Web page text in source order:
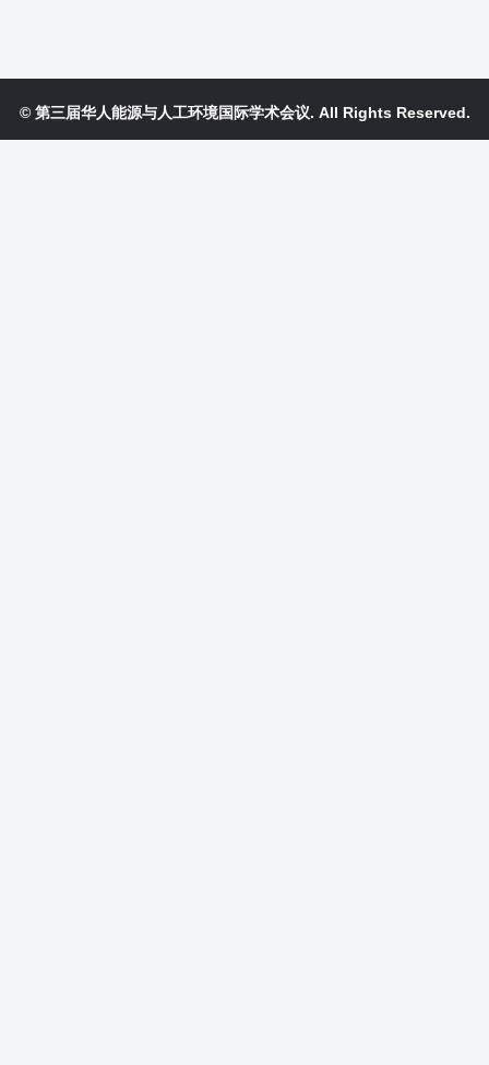
© 第三届华人能源与人工环境国际学术会议. All Rights Reserved.